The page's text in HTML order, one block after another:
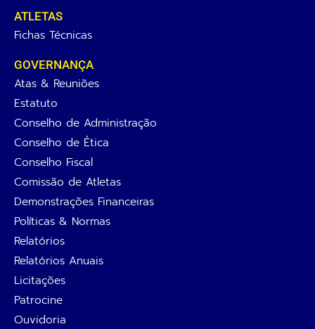
ATLETAS
Fichas Técnicas
GOVERNANÇA
Atas & Reuniões
Estatuto
Conselho de Administração
Conselho de Ética
Conselho Fiscal
Comissão de Atletas
Demonstrações Financeiras
Políticas & Normas
Relatórios
Relatórios Anuais
Licitações
Patrocine
Ouvidoria